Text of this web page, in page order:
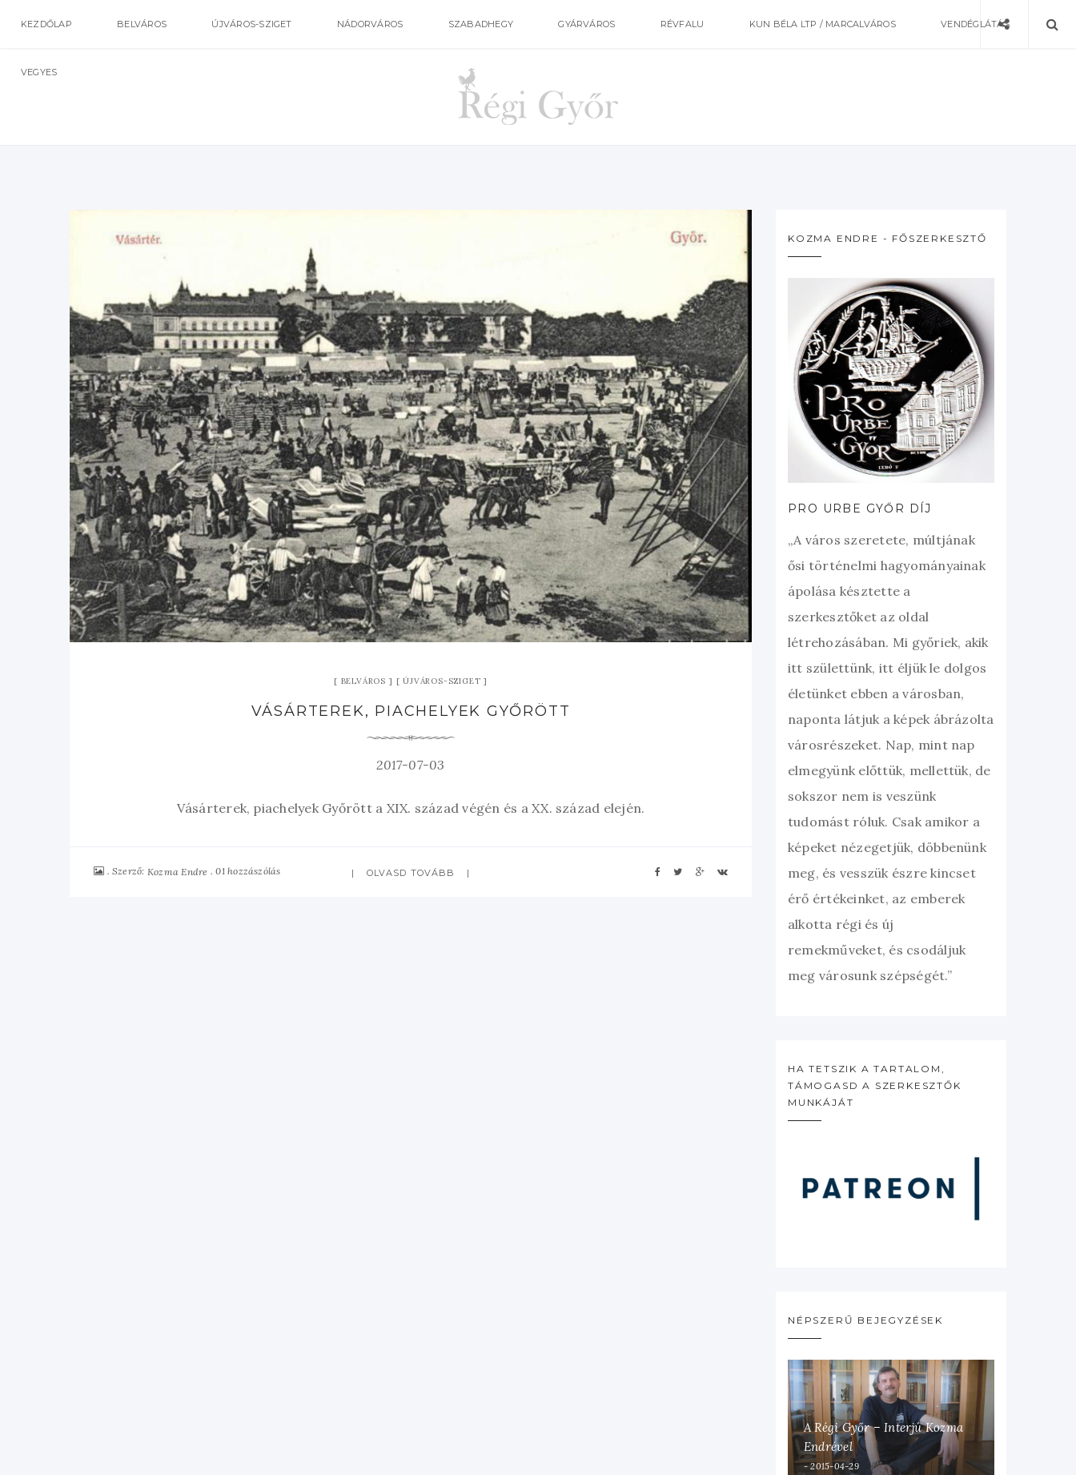
KEZDŐLAP BELVÁROS ÚJVÁROS-SZIGET NÁDORVÁROS SZABADHEGY GYÁRVÁROS RÉVFALU KUN BÉLA LTP / MARCALVÁROS VENDÉGLÁTÁS
VEGYES
BELVÁROS ÚJVÁROS-SZIGET
VÁSÁRTEREK, PIACHELYEK GYŐRÖTT
2017-07-03
Vásárterek, piachelyek Győrött a XIX. század végén és a XX. század elején.
Szerző: Kozma Endre 01 hozzászólás OLVASD TOVÁBB
KOZMA ENDRE - FŐSZERKESZTŐ
PRO URBE GYŐR DÍJ
„A város szeretete, múltjának
ősi történelmi hagyományainak
ápolása késztette a
szerkesztőket az oldal
létrehozásában. Mi győriek, akik
itt születtünk, itt éljük le dolgos
életünket ebben a városban,
naponta látjuk a képek ábrázolta
városrészeket. Nap, mint nap
elmegyünk előttük, mellettük, de
sokszor nem is veszünk
tudomást róluk. Csak amikor a
képeket nézegetjük, döbbenünk
meg, és vesszük észre kincset
érő értékeinket, az emberek
alkotta régi és új
remekműveket, és csodáljuk
meg városunk szépségét.”
HA TETSZIK A TARTALOM,
TÁMOGASD A SZERKESZTŐK
MUNKÁJÁT
NÉPSZERŰ BEJEGYZÉSEK
A Régi Győr – Interjú Kozma
Endrével
2015-04-29